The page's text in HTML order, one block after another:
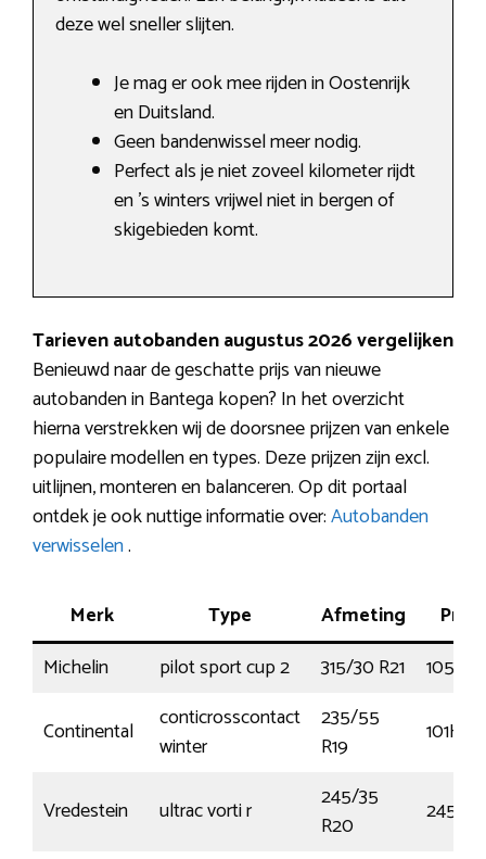
deze wel sneller slijten.
Je mag er ook mee rijden in Oostenrijk
en Duitsland.
Geen bandenwissel meer nodig.
Perfect als je niet zoveel kilometer rijdt
en ’s winters vrijwel niet in bergen of
skigebieden komt.
Tarieven autobanden augustus 2026 vergelijken
Benieuwd naar de geschatte prijs van nieuwe
autobanden in Bantega kopen? In het overzicht
hierna verstrekken wij de doorsnee prijzen van enkele
populaire modellen en types. Deze prijzen zijn excl.
uitlijnen, monteren en balanceren. Op dit portaal
ontdek je ook nuttige informatie over:Autobanden
verwisselen.
Merk Type Afmeting
Michelin
pilot sport cup 2 315/30 R21
105Y
Continental
conticrosscontact
winter
235/55
R19
101H
Vredestein ultrac vorti r
245/35
R20
245/